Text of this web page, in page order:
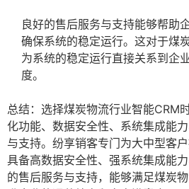
良好的售后服务与支持能够帮助
确保系统的稳定运行。这对于煤
为系统的稳定运行直接关系到企
度。
总结：选择煤炭物流行业智能CRM
化功能、数据安全性、系统集成能
与支持。纷享销客专门为大中型客
具备高数据安全性、强系统集成能
的售后服务与支持，能够满足煤炭